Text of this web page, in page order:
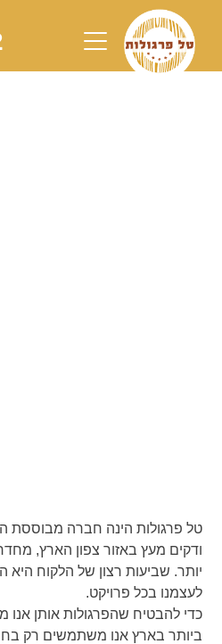
content
טל פרגולות הינה חברה
ודקים מעץ באזור צפון הארץ,
יותר. שביעות רצון של הלקוח
לעצמנו בכל פרויקט.
כדי להבטיח שהפרגולות אותן אנו
ביותר בארץ אנו משתמשים רק